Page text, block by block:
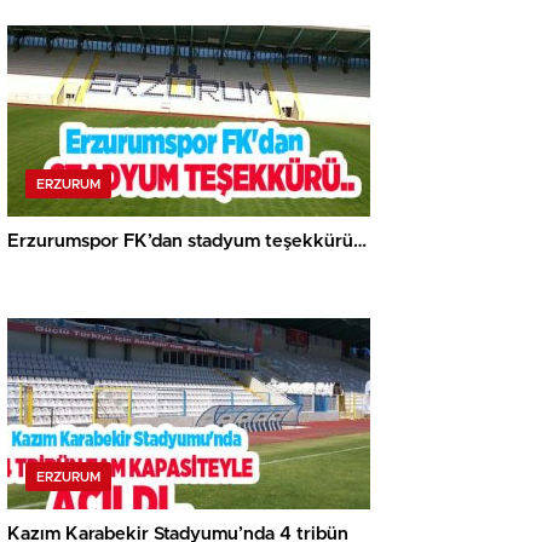
ERZURUM
Erzurumspor FK’dan stadyum teşekkürü…
ERZURUM
Kazım Karabekir Stadyumu’nda 4 tribün